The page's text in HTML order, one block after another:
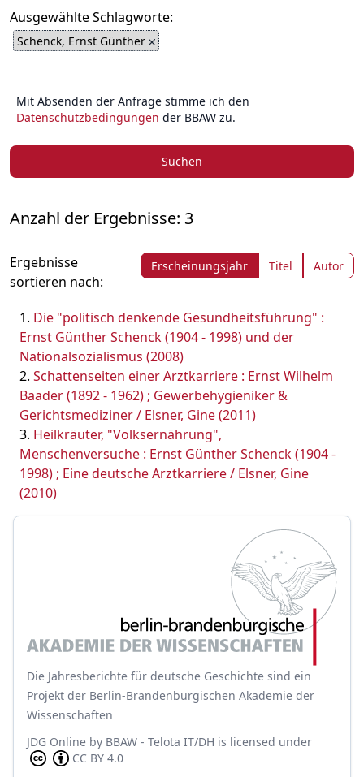
Ausgewählte Schlagworte:
Schenck, Ernst Günther
Mit Absenden der Anfrage stimme ich den
Datenschutzbedingungen der BBAW zu.
Suchen
Anzahl der Ergebnisse: 3
Ergebnisse
sortieren nach:
Erscheinungsjahr Titel Autor
Die "politisch denkende Gesundheitsführung" :
Ernst Günther Schenck (1904 - 1998) und der
Nationalsozialismus (2008)
Schattenseiten einer Arztkarriere : Ernst Wilhelm
Baader (1892 - 1962) ; Gewerbehygieniker &
Gerichtsmediziner / Elsner, Gine (2011)
Heilkräuter, "Volksernährung",
Menschenversuche : Ernst Günther Schenck (1904 -
1998) ; Eine deutsche Arztkarriere / Elsner, Gine
(2010)
Die Jahresberichte für deutsche Geschichte sind ein
Projekt der Berlin-Brandenburgischen Akademie der
Wissenschaften
JDG Online by BBAW - Telota IT/DH is licensed under
CC BY 4.0